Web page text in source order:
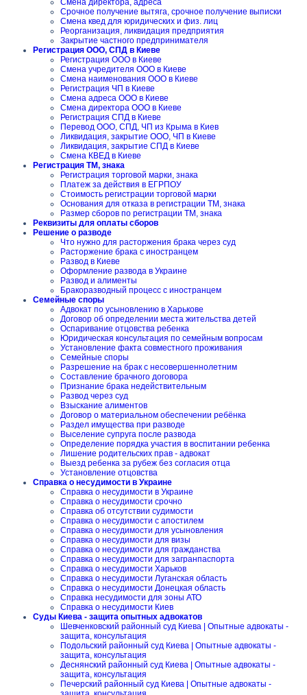
Смена директора, адреса
Срочное получение вытяга, срочное получение выписки
Смена квед для юридических и физ. лиц
Реорганизация, ликвидация предприятия
Закрытие частного предпринимателя
Регистрация ООО, СПД в Киеве
Регистрация ООО в Киеве
Смена учредителя ООО в Киеве
Смена наименования ООО в Киеве
Регистрация ЧП в Киеве
Смена адреса ООО в Киеве
Смена директора ООО в Киеве
Регистрация СПД в Киеве
Перевод ООО, СПД, ЧП из Крыма в Киев
Ликвидация, закрытие ООО, ЧП в Киеве
Ликвидация, закрытие СПД в Киеве
Смена КВЕД в Киеве
Регистрация ТМ, знака
Регистрация торговой марки, знака
Платеж за действия в ЕГРПОУ
Стоимость регистрации торговой марки
Основания для отказа в регистрации ТМ, знака
Размер сборов по регистрации ТМ, знака
Реквизиты для оплаты сборов
Решение о разводе
Что нужно для расторжения брака через суд
Расторжение брака с иностранцем
Развод в Киеве
Оформление развода в Украине
Развод и алименты
Бракоразводный процесс с иностранцем
Семейные споры
Адвокат по усыновлению в Харькове
Договор об определении места жительства детей
Оспаривание отцовства ребенка
Юридическая консультация по семейным вопросам
Установление факта совместного проживания
Семейные споры
Разрешение на брак с несовершеннолетним
Составление брачного договора
Признание брака недействительным
Развод через суд
Взыскание алиментов
Договор о материальном обеспечении ребёнка
Раздел имущества при разводе
Выселение супруга после развода
Определение порядка участия в воспитании ребенка
Лишение родительских прав - адвокат
Выезд ребенка за рубеж без согласия отца
Установление отцовства
Справка о несудимости в Украине
Справка о несудимости в Украине
Справка о несудимости срочно
Справка об отсутствии судимости
Справка о несудимости с апостилем
Справка о несудимости для усыновления
Справка о несудимости для визы
Справка о несудимости для гражданства
Справка о несудимости для загранпаспорта
Справка о несудимости Харьков
Справка о несудимости Луганская область
Справка о несудимости Донецкая область
Справка несудимости для зоны АТО
Справка о несудимости Киев
Суды Киева - защита опытных адвокатов
Шевченковский районный суд Киева | Опытные адвокаты -
защита, консультация
Подольский районный суд Киева | Опытные адвокаты -
защита, консультация
Деснянский районный суд Киева | Опытные адвокаты -
защита, консультация
Печерский районный суд Киева | Опытные адвокаты -